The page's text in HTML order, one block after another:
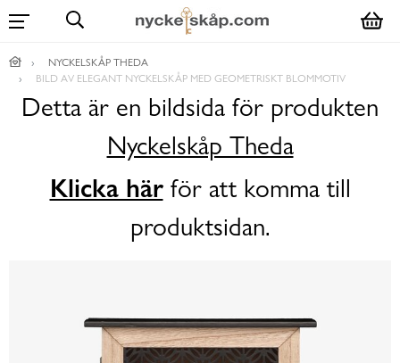
NYCKELSKÅP THEDA
BILD AV ELEGANT NYCKELSKÅP MED GEOMETRISKT BLOMMOTIV
Detta är en bildsida för produkten
Nyckelskåp Theda
Klicka härför att komma till
produktsidan.